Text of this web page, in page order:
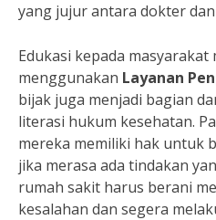
yang jujur antara dokter
Edukasi kepada masyarakat
menggunakan Layanan
bijak juga menjadi bagian
literasi hukum kesehatan.
mereka memiliki hak untuk
jika merasa ada tindakan
rumah sakit harus berani
kesalahan dan segera